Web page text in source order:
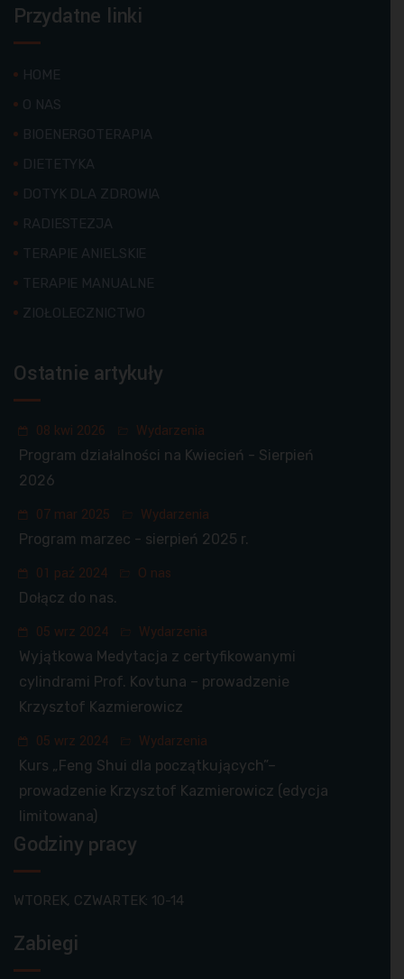
Przydatne linki
HOME
O NAS
BIOENERGOTERAPIA
DIETETYKA
DOTYK DLA ZDROWIA
RADIESTEZJA
TERAPIE ANIELSKIE
TERAPIE MANUALNE
ZIOŁOLECZNICTWO
Ostatnie artykuły
08 kwi 2026 Wydarzenia
Program działalności na Kwiecień - Sierpień
2026
07 mar 2025 Wydarzenia
Program marzec - sierpień 2025 r.
01 paź 2024 O nas
Dołącz do nas.
05 wrz 2024 Wydarzenia
Wyjątkowa Medytacja z certyfikowanymi
cylindrami Prof. Kovtuna – prowadzenie
Krzysztof Kazmierowicz
05 wrz 2024 Wydarzenia
Kurs „Feng Shui dla początkujących”–
prowadzenie Krzysztof Kazmierowicz (edycja
limitowana)
Godziny pracy
WTOREK, CZWARTEK: 10-14
Zabiegi